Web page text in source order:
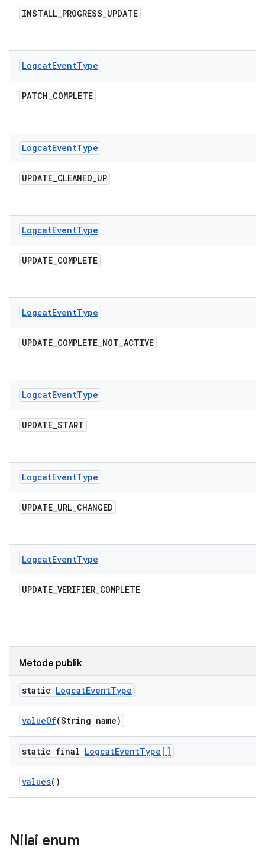
INSTALL_PROGRESS_UPDATE
LogcatEventType
PATCH_COMPLETE
LogcatEventType
UPDATE_CLEANED_UP
LogcatEventType
UPDATE_COMPLETE
LogcatEventType
UPDATE_COMPLETE_NOT_ACTIVE
LogcatEventType
UPDATE_START
LogcatEventType
UPDATE_URL_CHANGED
LogcatEventType
UPDATE_VERIFIER_COMPLETE
Metode publik
static LogcatEventType
valueOf(String name)
static final LogcatEventType[]
values()
Nilai enum